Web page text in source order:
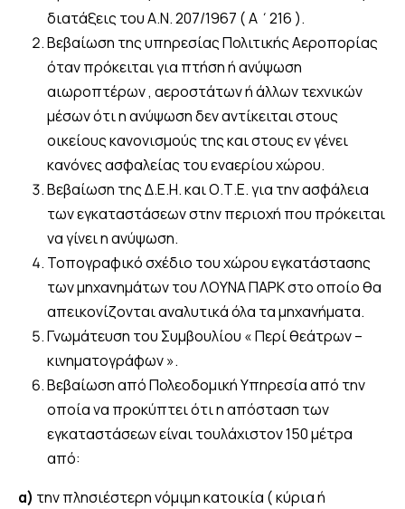
διατάξεις του Α.Ν. 207/1967 ( Α ΄216 ).
Bεβαίωση της υπηρεσίας Πολιτικής Αεροπορίας
όταν πρόκειται για πτήση ή ανύψωση
αιωροπτέρων , αεροστάτων ή άλλων τεχνικών
μέσων ότι η ανύψωση δεν αντίκειται στους
οικείους κανονισμούς της και στους εν γένει
κανόνες ασφαλείας του εναερίου χώρου.
Βεβαίωση της Δ.Ε.Η. και Ο.Τ.Ε. για την ασφάλεια
των εγκαταστάσεων στην περιοχή που πρόκειται
να γίνει η ανύψωση.
Τοπογραφικό σχέδιο του χώρου εγκατάστασης
των μηχανημάτων του ΛΟΥΝΑ ΠΑΡΚ στο οποίο θα
απεικονίζονται αναλυτικά όλα τα μηχανήματα.
Γνωμάτευση του Συμβουλίου « Περί θεάτρων –
κινηματογράφων ».
Βεβαίωση από Πολεοδομική Υπηρεσία από την
οποία να προκύπτει ότι η απόσταση των
εγκαταστάσεων είναι τουλάχιστον 150 μέτρα
από:
α) την πλησιέστερη νόμιμη κατοικία ( κύρια ή